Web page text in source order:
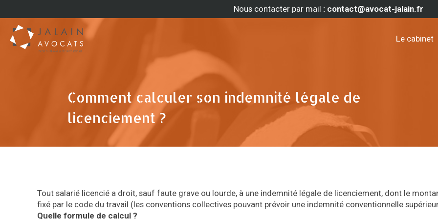
Nous contacter par mail : contact@avocat-jalain.fr
Le cabinet
Comment calculer son indemnité légale de
licenciement ?
Tout salarié licencié a droit, sauf faute grave ou lourde, à une indemnité légale de licenciement, dont le
fixé par le code du travail (les conventions collectives pouvant prévoir une indemnité conventionnelle
Quelle formule de calcul ?